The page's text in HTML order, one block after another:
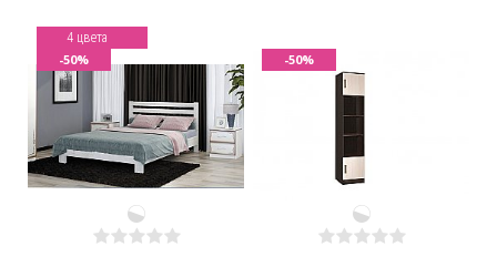
4 цвета
-50% -50%